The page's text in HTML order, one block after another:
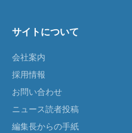
サイトについて
会社案内
採用情報
お問い合わせ
ニュース読者投稿
編集長からの手紙